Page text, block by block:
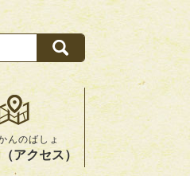
んのばしょ
アクセス）